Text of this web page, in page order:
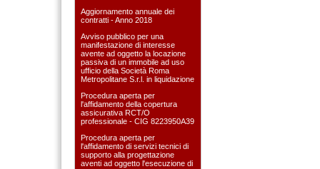
Aggiornamento annuale dei
contratti - Anno 2018
Avviso pubblico per una
manifestazione di interesse
avente ad oggetto la locazione
passiva di un immobile ad uso
ufficio della Società Roma
Metropolitane S.r.l. in liquidazione
Procedura aperta per
l'affidamento della copertura
assicurativa RCT/O
professionale - CIG 8223950A39
Procedura aperta per
l'affidamento di servizi tecnici di
supporto alla progettazione
aventi ad oggetto l'esecuzione di